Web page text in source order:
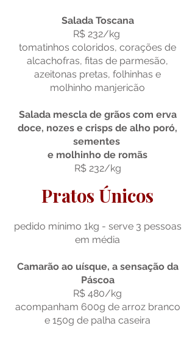
Salada Toscana
R$ 232/kg
tomatinhos coloridos, corações de
alcachofras, fitas de parmesão,
azeitonas pretas, folhinhas e
molhinho manjericão
Salada mescla de grãos com erva
doce, nozes e crisps de alho poró,
sementes
e molhinho de romãs
R$ 232/kg
Pratos Únicos
pedido mínimo 1kg - serve 3 pessoas
em média
Camarão ao uísque, a sensação da
Páscoa
R$ 480/kg
acompanham 600g de arroz branco
e 150g de palha caseira